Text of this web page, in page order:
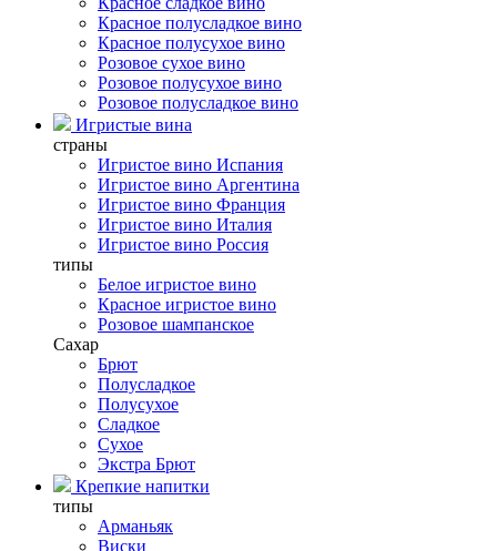
Красное полусладкое вино
Красное полусухое вино
Розовое сухое вино
Розовое полусухое вино
Розовое полусладкое вино
Игристые вина
страны
Игристое вино Испания
Игристое вино Аргентина
Игристое вино Франция
Игристое вино Италия
Игристое вино Россия
типы
Белое игристое вино
Красное игристое вино
Розовое шампанское
Сахар
Брют
Полусладкое
Полусухое
Сладкое
Сухое
Экстра Брют
Крепкие напитки
типы
Арманьяк
Виски